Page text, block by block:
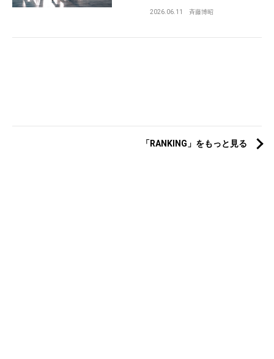
2026.06.11 斉藤博昭
「RANKING」をもっと見る